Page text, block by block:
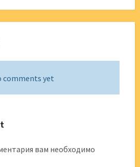
comments yet
вам необходимо